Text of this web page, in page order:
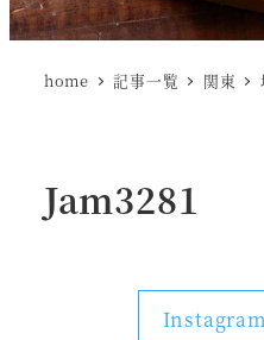
home 記事一覧 関東
Jam3281